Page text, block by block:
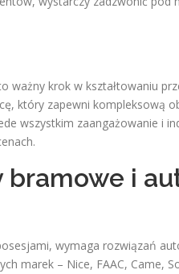
ważny krok w kształtowaniu
który zapewni kompleksową
wszystkim zaangażowanie i
bramowe i
wymaga rozwiązań
marek – Nice, FAAC, Came,